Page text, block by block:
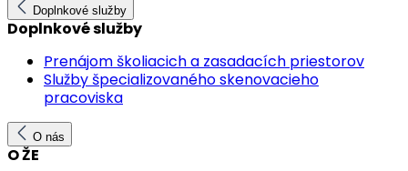
Doplnkové služby
Doplnkové služby
Prenájom školiacich a zasadacích priestorov
Služby špecializovaného skenovacieho
pracoviska
O nás
O ŽE